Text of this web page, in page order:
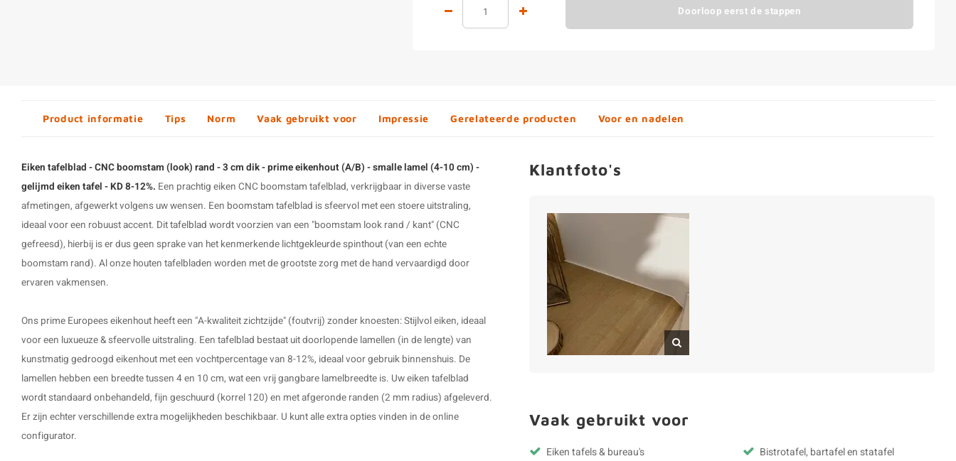
Doorloop eerst de stappen
Product informatie Tips Norm Vaak gebruikt voor Impressie Gerelateerde producten Voor en nadelen
Eiken tafelblad - CNC boomstam (look) rand - 3 cm dik - prime eikenhout (A/B) - smalle lamel (4-10 cm) -
gelijmd eiken tafel - KD 8-12%. Een prachtig eiken CNC boomstam tafelblad, verkrijgbaar in diverse vaste
afmetingen, afgewerkt volgens uw wensen. Een boomstam tafelblad is sfeervol met een stoere uitstraling,
ideaal voor een robuust accent. Dittafelblad wordt voorzien van een "boomstam look rand / kant" (CNC
gefreesd), hierbij is er dus geen sprake van het kenmerkende lichtgekleurde spinthout (van een echte
boomstam rand). Al onze houten tafelbladen worden met de grootste zorg met de hand vervaardigd door
ervaren vakmensen.
Ons prime Europees eikenhout heeft een "A-kwaliteit zichtzijde" (foutvrij) zonder knoesten: Stijlvol eiken, ideaal
voor een luxueuze & sfeervolle uitstraling. Een tafelblad bestaat uit doorlopende lamellen (in de lengte) van
kunstmatig gedroogd eikenhout met een vochtpercentage van 8-12%, ideaal voor gebruik binnenshuis. De
lamellen hebben een breedte tussen 4 en 10 cm, wat een vrij gangbare lamelbreedte is. Uw eiken tafelblad
wordt standaard onbehandeld, fijn geschuurd (korrel 120) en met afgeronde randen (2 mm radius) afgeleverd.
Er zijn echter verschillende extra mogelijkheden beschikbaar. U kunt alle extra opties vinden in de online
configurator.
Klantfoto's
Vaak gebruikt voor
Eiken tafels & bureau's
Bistrotafel, bartafel en statafel